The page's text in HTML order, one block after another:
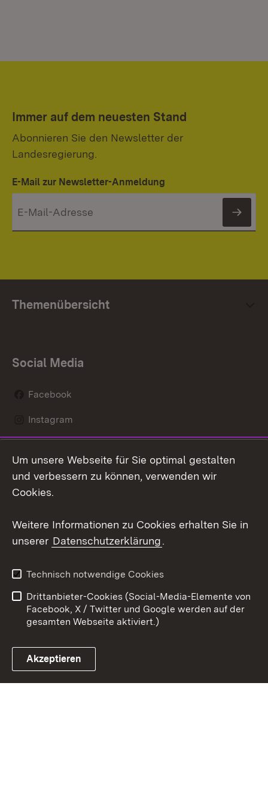
Immer auf dem neuesten Stand
Abonnieren Sie den Newsletter der
Landesregierung.
E-Mail zur Newsletter-Anmeldung
Themenübersicht
Social Media
Facebook
Instagram
Mastodon
Youtube
Link zum Landesportal
Kontakt
Datenschutz
Barrierefreiheit
Impressum Cookies
Um unsere Webseite für Sie optimal gestalten
und verbessern zu können, verwenden wir
Cookies.
Weitere Informationen zu Cookies erhalten Sie in
unserer Datenschutzerklärung.
Technisch notwendige Cookies
Drittanbieter-Cookies (Social-Media-Elemente von
Facebook, X / Twitter und Google werden auf der
gesamten Webseite aktiviert.)
Akzeptieren